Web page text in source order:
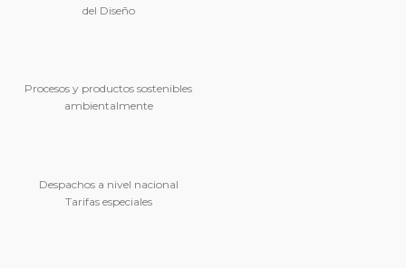
del Diseño
Procesos y productos sostenibles
ambientalmente
Despachos a nivel nacional
Tarifas especiales